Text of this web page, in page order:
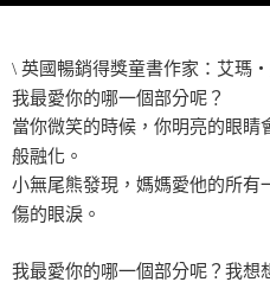
\ 英國暢銷得獎童書作家：艾瑪
我最愛你的哪一個部分呢？
當你微笑的時候，你明亮的眼睛
般融化。
小無尾熊發現，媽媽愛他的所有
傷的眼淚。
我最愛你的哪一個部分呢？我